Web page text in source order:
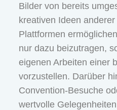
Bilder von bereits
kreativen Ideen
Plattformen
nur dazu beizutragen,
eigenen Arbeiten einer
vorzustellen. Darüber
Convention-Besuche
wertvolle